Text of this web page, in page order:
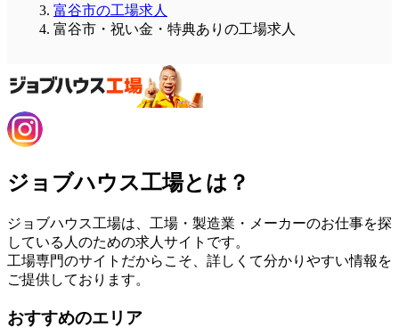
富谷市の工場求人
富谷市・祝い金・特典ありの工場求人
ジョブハウス工場とは？
ジョブハウス工場は、工場・製造業・メーカーのお仕事を探
している人のための求人サイトです。
工場専門のサイトだからこそ、詳しくて分かりやすい情報を
ご提供しております。
おすすめのエリア